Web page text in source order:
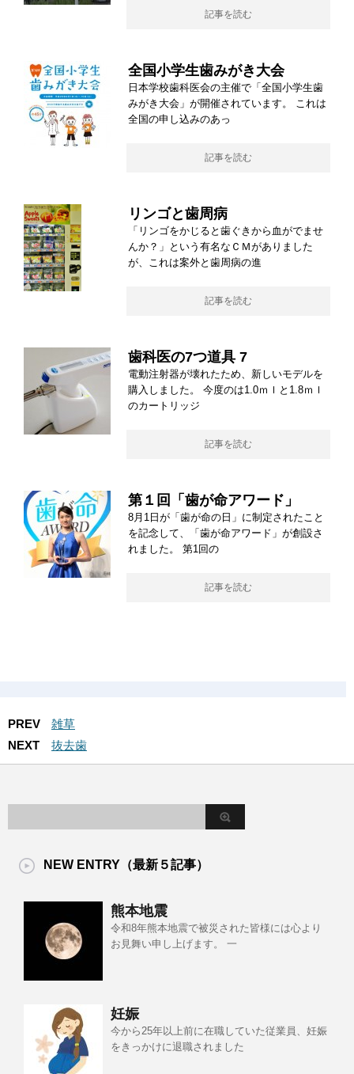
記事を読む
全国小学生歯みがき大会
日本学校歯科医会の主催で「全国小学生歯
みがき大会」が開催されています。 これは
全国の申し込みのあっ
記事を読む
リンゴと歯周病
「リンゴをかじると歯ぐきから血がでませ
んか？」という有名なＣＭがありました
が、これは案外と歯周病の進
記事を読む
歯科医の7つ道具 7
電動注射器が壊れたため、新しいモデルを
購入しました。 今度のは1.0ｍｌと1.8ｍｌ
のカートリッジ
記事を読む
第１回「歯が命アワード」
8月1日が「歯が命の日」に制定されたこと
を記念して、「歯が命アワード」が創設さ
れました。 第1回の
記事を読む
PREV
雑草
NEXT
抜去歯
NEW ENTRY（最新５記事）
熊本地震
令和8年熊本地震で被災された皆様には心より
お見舞い申し上げます。 一
妊娠
今から25年以上前に在職していた従業員、妊娠
をきっかけに退職されました